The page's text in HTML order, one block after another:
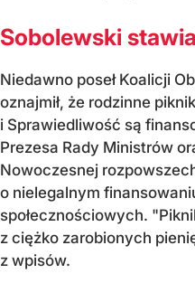
Sobolewski
Niedawno poseł Koalicji
oznajmił, że rodzinne
i Sprawiedliwość są
Prezesa Rady Ministrów
Nowoczesnej
o nielegalnym
społecznościowych.
z ciężko zarobionych
z wpisów.